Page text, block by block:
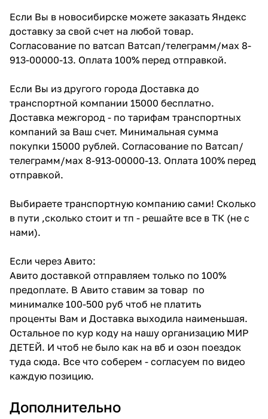
Если Вы в новосибирске можете заказать Яндекс
доставку за свой счет на любой товар.
Согласование по ватсап Ватсап/телеграмм/мах 8-
913-00000-13. Оплата 100% перед отправкой.
Если Вы из другого города Доставка до
транспортной компании 15000 бесплатно.
Доставка межгород - по тарифам транспортных
компаний за Ваш счет. Минимальная сумма
покупки 15000 рублей. Согласование по Ватсап/
телеграмм/мах 8-913-00000-13. Оплата 100% перед
отправкой.
Выбираете транспортную компанию сами! Сколько
в пути ,сколько стоит и тп - решайте все в ТК (не с
нами).
Если через Авито:
Авито доставкой отправляем только по 100%
предоплате. В Авито ставим за товар по
минималке 100-500 руб чтоб не платить
проценты Вам и Доставка выходила наименьшая.
Остальное по кур коду на нашу организацию МИР
ДЕТЕЙ. И чтоб не было как на вб и озон поездок
туда сюда. Все что соберем - согласуем по видео
каждую позицию.
Дополнительно